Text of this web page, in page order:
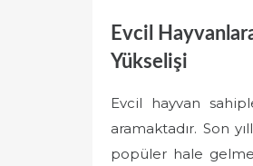
Evcil
Yükselişi
Evcil hayvan
aramaktadır. Son
popüler hale